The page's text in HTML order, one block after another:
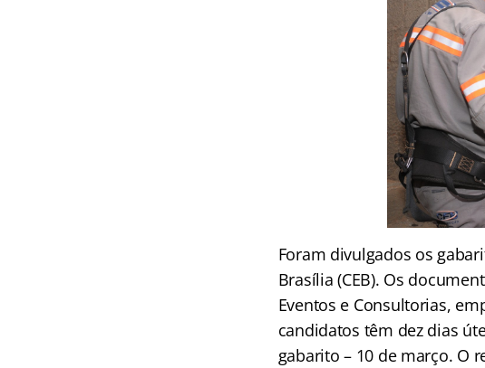
Foram divulgados os
Brasília (CEB). Os
Eventos e Consultorias,
candidatos têm dez dias
gabarito – 10 de março. O